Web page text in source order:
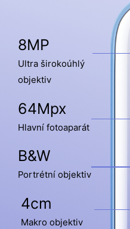
4cm
Makro objektiv
B&W
Portrétní objektiv
64Mpx
Hlavní fotoaparát
8MP
Ultra širokoúhlý
objektiv